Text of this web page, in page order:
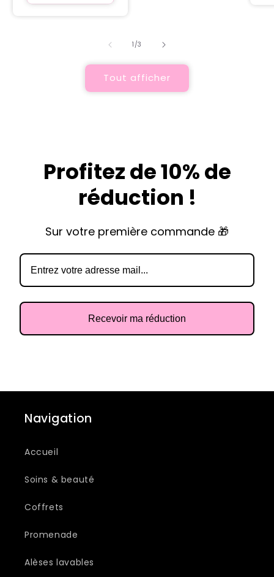
1 /de
3
Tout afficher
Profitez de 10% de
réduction !
Sur votre première commande 🎁
Recevoir ma réduction
Navigation
Accueil
Soins & beauté
Coffrets
Promenade
Alèses lavables